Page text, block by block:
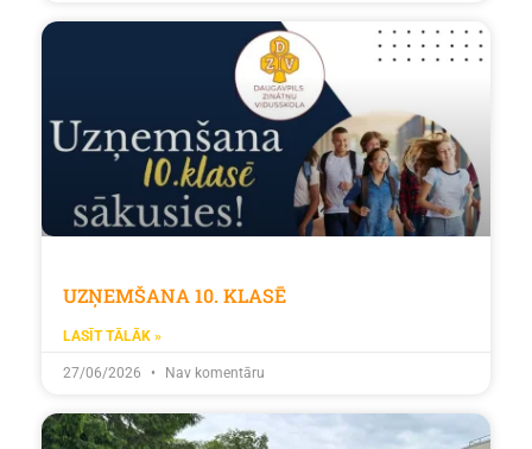
UZŅEMŠANA 10. KLASĒ
LASĪT TĀLĀK »
27/06/2026 Nav komentāru